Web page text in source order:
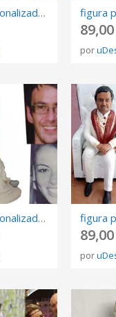
figura personalizada de fotos, 3D retrato Biscuit, muñeca de arte mini me personalizada
por
figura personalizada de fotos, 3D retrato Biscuit, muñeca de arte mini me personalizada
por